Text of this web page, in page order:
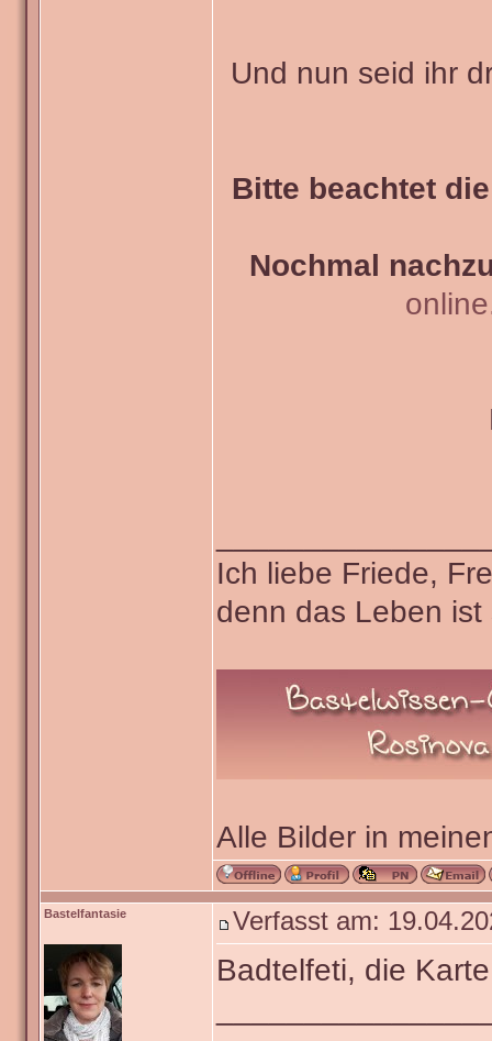
Und nun seid ihr
Bitte beachtet
Nochmal
Ich liebe Friede,
denn das Leben
Alle Bilder in
Bastelfantasie Verfasst am:
Badtelfeti, die